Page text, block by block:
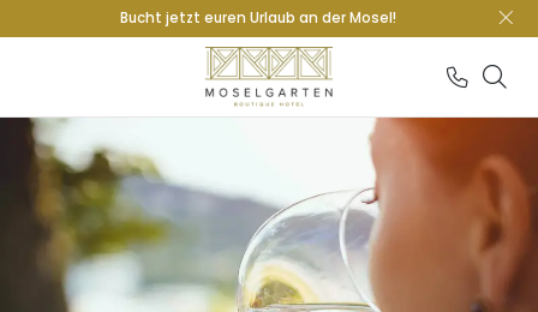
Bucht jetzt euren Urlaub an der Mosel!